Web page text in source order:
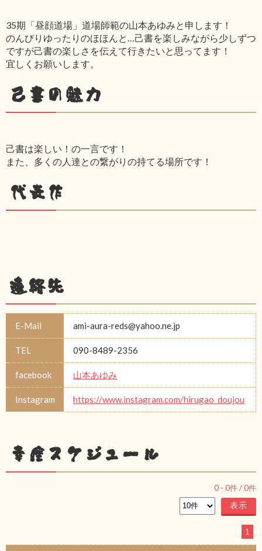
35期「昼顔道場」道場師範の山本あゆみと申します！
のんびりゆったりのほほんと…己書を楽しみながら少しずつ
ですが己書の楽しさを伝えて行きたいと思ってます！
宜しくお願いします。
己書の魅力
己書は楽しい！の一言です！
また、多くの人達との繋がりの持てる場所です！
代表作
連絡先
E-Mail ami-aura-reds@yahoo.ne.jp
TEL 090-8489-2356
facebook 山本あゆみ
Instagram https://www.instagram.com/hirugao_doujou
幸座スケジュール
0 - 0件 /0件
1